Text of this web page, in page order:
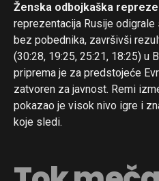
Ženska odbojkaška
reprezentacija Rusije
bez pobednika, završivši
(30:28, 19:25, 25:21, 18:25) u
priprema je za predstojeće
zatvoren za javnost. Remi
pokazao je visok nivo igre i
koje sledi.